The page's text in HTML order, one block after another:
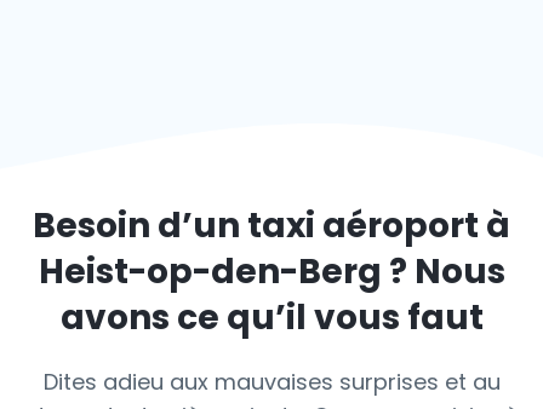
Besoin d’un taxi aéroport à
Heist-op-den-Berg ? Nous
avons ce qu’il vous faut
Dites adieu aux mauvaises surprises et au